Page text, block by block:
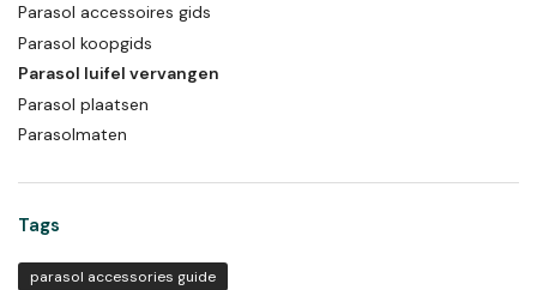
Parasol accessoires gids
Parasol koopgids
Parasol luifel vervangen
Parasol plaatsen
Parasolmaten
Tags
parasol accessories guide